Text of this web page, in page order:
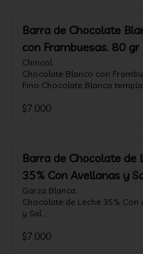
Barra de Chocolate
con Frambuesas. 80 gr
Chincol.
Chocolate Blanco con
Fino Chocolate Blanco
frambuesas deshidratadas,
Formato: tableta 80 gramos.
$7.000
Barra de Chocolate de
35% Con Avellanas y
gr
Garza Blanca.
Chocolate de Leche 35% Con
y Sal
artesanalmente con Avellanas
$7.000